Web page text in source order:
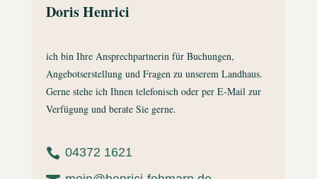
Doris Henrici
ich bin Ihre Ansprechpartnerin für Buchungen,
Angebotserstellung und Fragen zu unserem Landhaus.
Gerne stehe ich Ihnen telefonisch oder per E-Mail zur
Verfügung und berate Sie gerne.
 04372 1621